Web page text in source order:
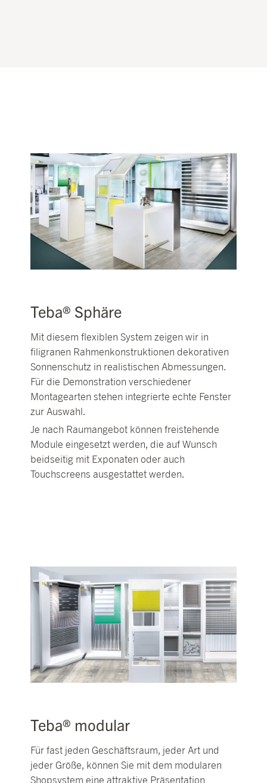
Teba® Sphäre
Mit diesem flexiblen System zeigen wir in
filigranen Rahmenkonstruktionen dekorativen
Sonnenschutz in realistischen Abmessungen.
Für die Demonstration verschiedener
Montagearten stehen integrierte echte Fenster
zur Auswahl.
Je nach Raumangebot können freistehende
Module eingesetzt werden, die auf Wunsch
beidseitig mit Exponaten oder auch
Touchscreens ausgestattet werden.
Teba® modular
Für fast jeden Geschäftsraum, jeder Art und
jeder Größe, können Sie mit dem modularen
Shopsystem eine attraktive Präsentation